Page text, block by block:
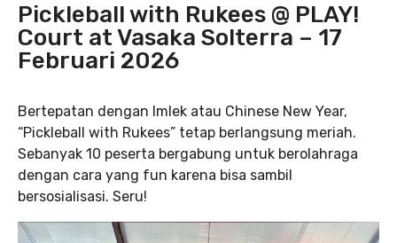
Pickleball with Rukees @ PLAY!
Court at Vasaka Solterra – 17
Februari 2026
Bertepatan dengan Imlek atau Chinese New Year,
“Pickleball with Rukees” tetap berlangsung meriah.
Sebanyak 10 peserta bergabung untuk berolahraga
dengan cara yang fun karena bisa sambil
bersosialisasi. Seru!